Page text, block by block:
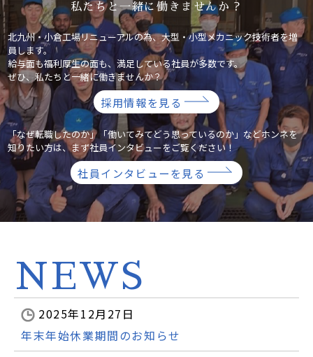
私たちと一緒に働きませんか？
北九州・小倉工場リニューアルの為、大型・小型メカニック技術者を増
員します。
給与面も福利厚生の面も、満足している社員が多数です。
ぜひ、私たちと一緒に働きませんか？
採用情報を見る
「なぜ転職したのか」「働いてみてどう思っているのか」などホンネを
知りたい方は、まず社員インタビューをご覧ください！
社員インタビューを見る
NEWS
2025年12月27日
年末年始休業期間のお知らせ